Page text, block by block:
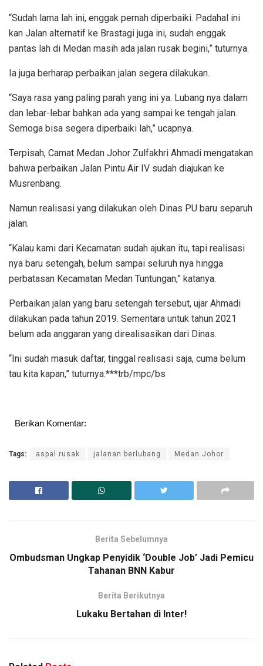
“Sudah lama lah ini, enggak pernah diperbaiki. Padahal ini
kan Jalan alternatif ke Brastagi juga ini, sudah enggak
pantas lah di Medan masih ada jalan rusak begini,” tuturnya.
Ia juga berharap perbaikan jalan segera dilakukan.
“Saya rasa yang paling parah yang ini ya. Lubang nya dalam
dan lebar-lebar bahkan ada yang sampai ke tengah jalan.
Semoga bisa segera diperbaiki lah,” ucapnya.
Terpisah, Camat Medan Johor Zulfakhri Ahmadi mengatakan
bahwa perbaikan Jalan Pintu Air IV sudah diajukan ke
Musrenbang.
Namun realisasi yang dilakukan oleh Dinas PU baru separuh
jalan.
“Kalau kami dari Kecamatan sudah ajukan itu, tapi realisasi
nya baru setengah, belum sampai seluruh nya hingga
perbatasan Kecamatan Medan Tuntungan,” katanya.
Perbaikan jalan yang baru setengah tersebut, ujar Ahmadi
dilakukan pada tahun 2019. Sementara untuk tahun 2021
belum ada anggaran yang direalisasikan dari Dinas.
“Ini sudah masuk daftar, tinggal realisasi saja, cuma belum
tau kita kapan,” tuturnya.***trb/mpc/bs
Berikan Komentar:
Tags: aspal rusak jalanan berlubang Medan Johor
Berita Sebelumnya
Ombudsman Ungkap Penyidik ‘Double Job’ Jadi Pemicu
Tahanan BNN Kabur
Berita Berikutnya
Lukaku Bertahan di Inter!